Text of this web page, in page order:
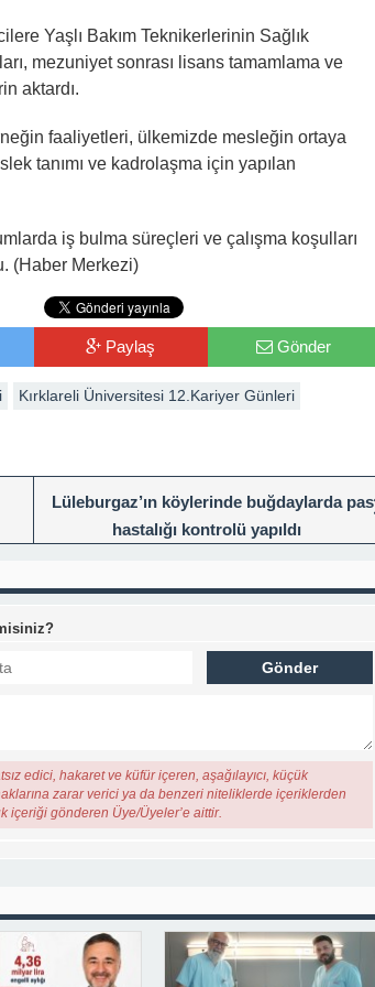
Yaşlı Bakım Teknikerlerinin Sağlık
mezuniyet sonrası lisans tamamlama ve
aktardı.
faaliyetleri, ülkemizde mesleğin ortaya
tanımı ve kadrolaşma için yapılan
iş bulma süreçleri ve çalışma koşulları
(Haber Merkezi)
Paylaş Gönder
Kırklareli Üniversitesi 12.Kariyer Günleri
Lüleburgaz’ın köylerinde buğdaylarda pas
hastalığı kontrolü yapıldı
edici, hakaret ve küfür içeren, aşağılayıcı, küçük
zarar verici ya da benzeri niteliklerde içeriklerden
içeriği gönderen Üye/Üyeler’e aittir.